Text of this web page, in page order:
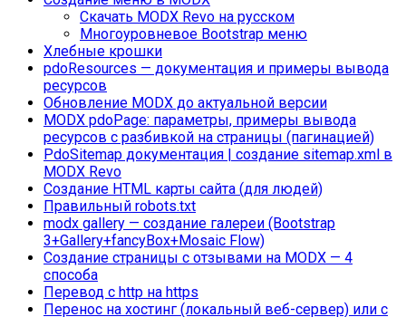
Cкачать MODX Revo на русском
Многоуровневое Bootstrap меню
Хлебные крошки
pdoResources — документация и примеры вывода
ресурсов
Обновление MODX до актуальной версии
MODX pdoPage: параметры, примеры вывода
ресурсов с разбивкой на страницы (пагинацией)
PdoSitemap документация | создание sitemap.xml в
MODX Revo
Создание HTML карты сайта (для людей)
Правильный robots.txt
modx gallery — создание галереи (Bootstrap
3+Gallery+fancyBox+Mosaic Flow)
Создание страницы с отзывами на MODX — 4
способа
Перевод с http на https
Перенос на хостинг (локальный веб-сервер) или с